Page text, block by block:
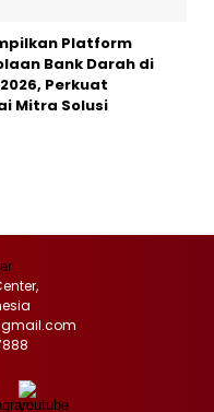
Platform
Bank Darah di
Perkuat
Mitra Solusi